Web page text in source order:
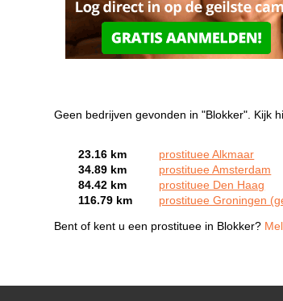
Geen bedrijven gevonden in "Blokker". Kijk
23.16 km
prostituee Alkmaar
34.89 km
prostituee Amsterdam
84.42 km
prostituee Den Haag
116.79 km
prostituee Groningen
Bent of kent u een prostituee in Blokker?